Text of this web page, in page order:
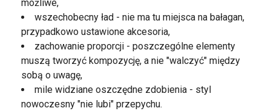
możliwe,
wszechobecny ład - nie ma tu miejsca na bałagan,
przypadkowo ustawione akcesoria,
zachowanie proporcji - poszczególne elementy
muszą tworzyć kompozycję, a nie "walczyć" między
sobą o uwagę,
mile widziane oszczędne zdobienia - styl
nowoczesny "nie lubi" przepychu.